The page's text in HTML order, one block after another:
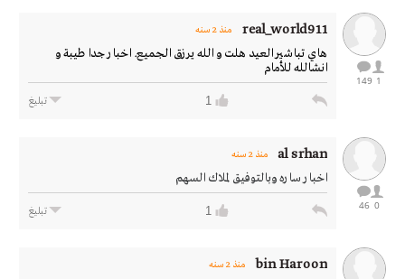
1
149
real_world911 منذ 2 سنه
هاي تباشير العيد هلت و الله يرزق الجميع. اخبار جدا طيبة و
انشالله للأمام
1 تبليغ
0
46
al srhan منذ 2 سنه
اخبار ساره وبالتوفيق لملاك السهم
1 تبليغ
bin Haroon منذ 2 سنه